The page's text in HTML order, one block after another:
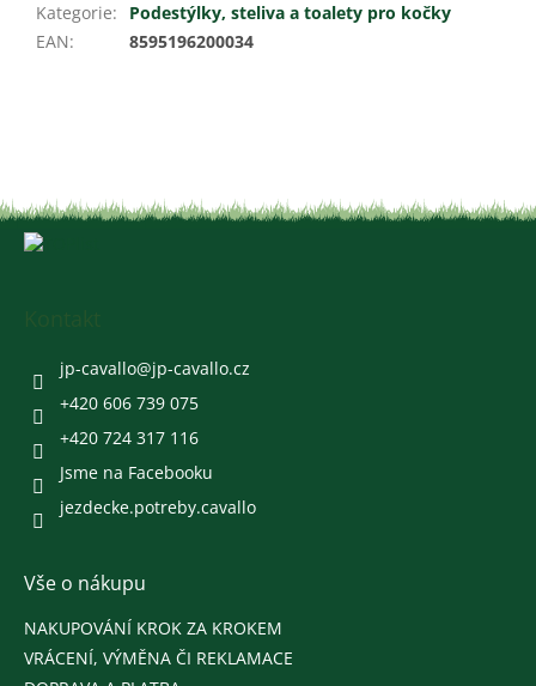
Kategorie:
Podestýlky, steliva a toalety pro kočky
EAN: 8595196200034
jp-cavallo@jp-cavallo.cz
+420 606 739 075
+420 724 317 116
Jsme na Facebooku
jezdecke.potreby.cavallo
Vše o nákupu
NAKUPOVÁNÍ KROK ZA KROKEM
VRÁCENÍ, VÝMĚNA ČI REKLAMACE